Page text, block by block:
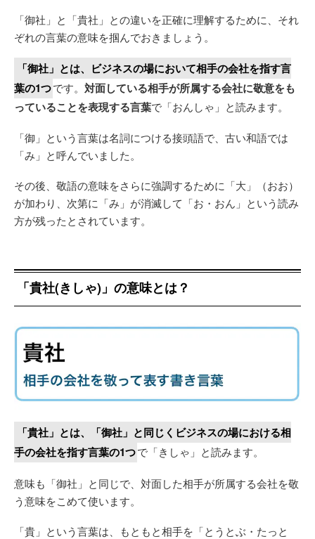
「御社」と「貴社」との違いを正確に理解するために、それ
ぞれの言葉の意味を掴んでおきましょう。
「御社」とは、ビジネスの場において相手の会社を指す言
葉の1つです。 対面している相手が所属する会社に敬意をも
っていることを表現する言葉で「おんしゃ」と読みます。
「御」という言葉は名詞につける接頭語で、古い和語では
「み」と呼んでいました。
その後、敬語の意味をさらに強調するために「大」（おお）
が加わり、次第に「み」が消滅して「お・おん」という読み
方が残ったとされています。
「貴社(きしゃ)」の意味とは？
「貴社」とは、「御社」と同じくビジネスの場における相
手の会社を指す言葉の1つで「きしゃ」と読みます。
意味も「御社」と同じで、対面した相手が所属する会社を敬
う意味をこめて使います。
「貴」という言葉は、もともと相手を「とうとぶ・たっと